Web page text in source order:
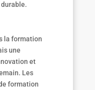
la formation
une
et
Les
formation